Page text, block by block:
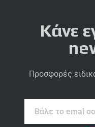
Κάνε
Προσφορές